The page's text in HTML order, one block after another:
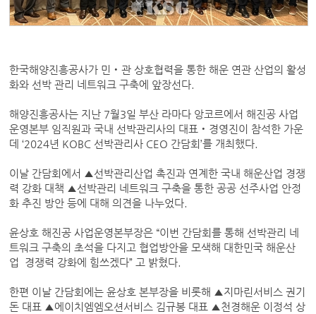
한국해양진흥공사가 민‧관 상호협력을 통한 해운 연관 산업의 활성
화와 선박 관리 네트워크 구축에 앞장선다.
해양진흥공사는 지난 7월3일 부산 라마다 앙코르에서 해진공 사업
운영본부 임직원과 국내 선박관리사의 대표‧경영진이 참석한 가운
데 ‘2024년 KOBC 선박관리사 CEO 간담회’를 개최했다.
이날 간담회에서 ▲선박관리산업 촉진과 연계한 국내 해운산업 경쟁
력 강화 대책 ▲선박관리 네트워크 구축을 통한 공공 선주사업 안정
화 추진 방안 등에 대해 의견을 나누었다.
윤상호 해진공 사업운영본부장은 “이번 간담회를 통해 선박관리 네
트워크 구축의 초석을 다지고 협업방안을 모색해 대한민국 해운산
업 경쟁력 강화에 힘쓰겠다” 고 밝혔다.
한편 이날 간담회에는 윤상호 본부장을 비롯해 ▲지마린서비스 권기
돈 대표 ▲에이치엠엠오션서비스 김규봉 대표 ▲천경해운 이정석 상